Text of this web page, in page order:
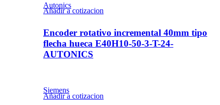
Autonics
Añadir a cotizacion
Encoder rotativo incremental 40mm tipo
flecha hueca E40H10-50-3-T-24-
AUTONICS
Siemens
Añadir a cotizacion